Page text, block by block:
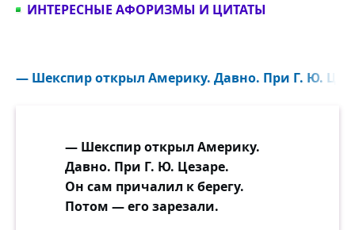
ИНТЕРЕСНЫЕ АФОРИЗМЫ И ЦИТАТЫ
— Шекспир открыл Америку. Давно. При Г. Ю.
— Шекспир открыл Америку.
Давно. При Г. Ю. Цезаре.
Он сам причалил к берегу.
Потом — его зарезали.